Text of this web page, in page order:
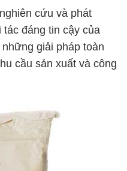
cứu và phát
đáng tin cậy của
giải pháp toàn
cầu sản xuất và công